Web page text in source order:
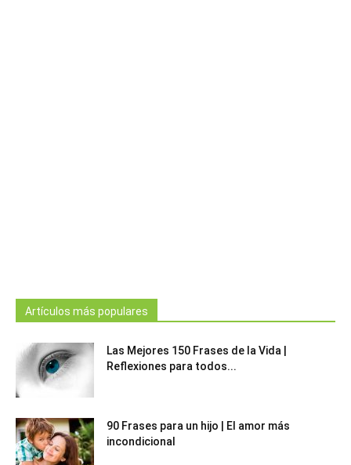
Artículos más populares
Las Mejores 150 Frases de la Vida |
Reflexiones para todos...
90 Frases para un hijo | El amor más
incondicional